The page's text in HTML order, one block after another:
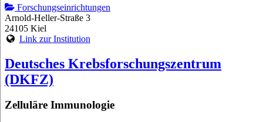
Forschungseinrichtungen
Arnold-Heller-Straße 3
24105 Kiel
Link zur Institution
Deutsches Krebsforschungszentrum
(DKFZ)
Zelluläre Immunologie